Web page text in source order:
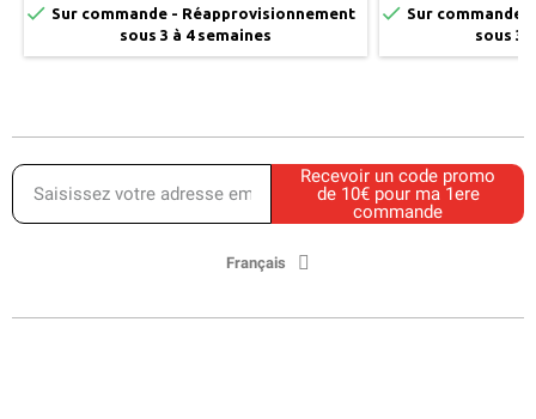
 Sur commande - Réapprovisionnement
sous 3 à 4 semaines
 Sur commande
sous 3
Recevoir un code promo
de 10€ pour ma 1ere
commande
Français